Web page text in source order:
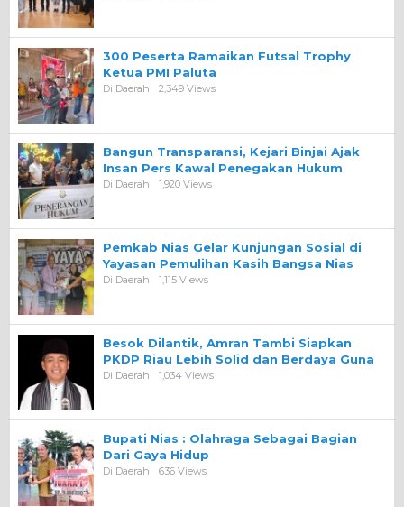
300 Peserta Ramaikan Futsal Trophy
Ketua PMI Paluta
Di Daerah 2,349 Views
Bangun Transparansi, Kejari Binjai Ajak
Insan Pers Kawal Penegakan Hukum
Di Daerah 1,920 Views
Pemkab Nias Gelar Kunjungan Sosial di
Yayasan Pemulihan Kasih Bangsa Nias
Di Daerah 1,115 Views
Besok Dilantik, Amran Tambi Siapkan
PKDP Riau Lebih Solid dan Berdaya Guna
Di Daerah 1,034 Views
Bupati Nias : Olahraga Sebagai Bagian
Dari Gaya Hidup
Di Daerah 636 Views